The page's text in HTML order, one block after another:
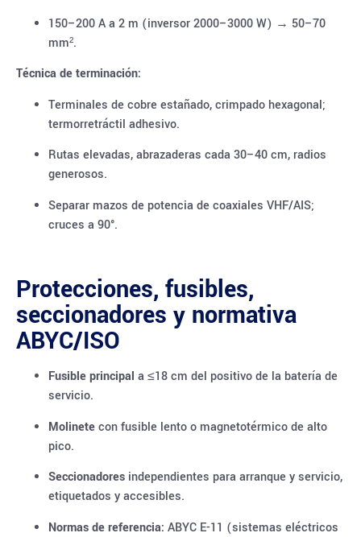
150–200 A a 2 m (inversor 2000–3000 W) → 50–70
mm².
Técnica de terminación:
Terminales de cobre estañado, crimpado hexagonal;
termorretráctil adhesivo.
Rutas elevadas, abrazaderas cada 30–40 cm, radios
generosos.
Separar mazos de potencia de coaxiales VHF/AIS;
cruces a 90°.
Protecciones, fusibles,
seccionadores y normativa
ABYC/ISO
Fusible principal a ≤18 cm del positivo de la batería de
servicio.
Molinetecon fusible lento o magnetotérmico de alto
pico.
Seccionadores independientes para arranque y servicio,
etiquetados y accesibles.
Normas de referencia: ABYC E-11 (sistemas eléctricos